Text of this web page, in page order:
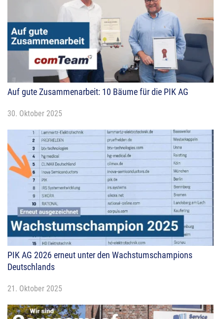
Auf gute Zusammenarbeit: 10 Bäume für die PIK AG
30. Oktober 2025
PIK AG 2026 erneut unter den Wachstumschampions
Deutschlands
21. Oktober 2025